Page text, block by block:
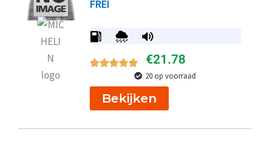
FREI
€21.78
20 op voorraad
Bekijken